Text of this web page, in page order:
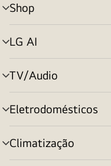
Shop
alternar
menu
LG AI
alternar
menu
TV/Audio
alternar
menu
Eletrodomésticos
alternar
menu
Climatização
alternar
menu